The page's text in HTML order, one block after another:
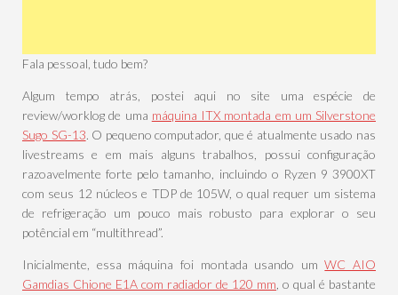
Fala pessoal, tudo bem?
Algum tempo atrás, postei aqui no site uma espécie de
review/worklog de uma máquina ITX montada em um Silverstone
Sugo SG-13. O pequeno computador, que é atualmente usado nas
livestreams e em mais alguns trabalhos, possui configuração
razoavelmente forte pelo tamanho, incluindo o Ryzen 9 3900XT
com seus 12 núcleos e TDP de 105W, o qual requer um sistema
de refrigeração um pouco mais robusto para explorar o seu
potêncial em “multithread”.
Inicialmente, essa máquina foi montada usando umWC AIO
Gamdias Chione E1A com radiador de 120 mm , o qual é bastante